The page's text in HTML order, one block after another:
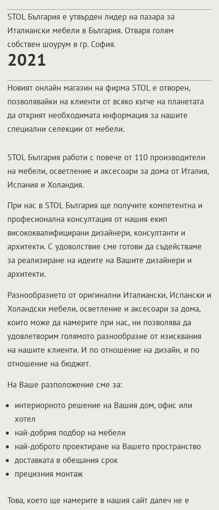
STOL България е утвърден лидер на пазара за
Италиански мебели в България. Отваря голям
собствен шоурум в гр. София.
2021
Новият онлайн магазин на фирма STOL е отворен,
позволявайки на клиенти от всяко кътче на планетата
да открият необходимата информация за нашите
специални селекции от мебели.
STOL България работи с повече от 110 производители
на мебели, осветление и аксесоари за дома от Италия,
Испания и Холандия.
При нас в STOL България ще получите компетентна и
професионална консултация от нашия екип
висококвалифицирани дизайнери, консултанти и
архитекти. С удоволствие сме готови да съдействаме
за реализиране на идеите на Вашите дизайнери и
архитекти.
Разнообразието от оригинални Италиански, Испански и
Холандски мебели, осветление и аксесоари за дома,
които може да намерите при нас, ни позволява да
удовлетворим голямото разнообразие от изисквания
на нашите клиенти. И по отношение на дизайн, и по
отношение на бюджет.
На Ваше разположение сме за:
интериорното решение на Вашия дом, офис или
хотел
най-добрия подбор на мебели
най-доброто проектиране на Вашето пространство
доставката в обещания срок
прецизния монтаж
Това, което ще намерите в нашия сайт далеч не е